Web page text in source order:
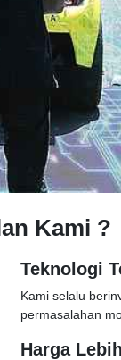
Kami ?
Teknologi
Kami selalu
permasalahan
Harga